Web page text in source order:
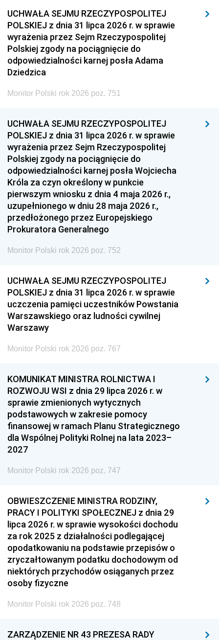
UCHWAŁA SEJMU RZECZYPOSPOLITEJ
POLSKIEJ z dnia 31 lipca 2026 r. w sprawie
wyrażenia przez Sejm Rzeczypospolitej
Polskiej zgody na pociągnięcie do
odpowiedzialności karnej posła Adama
Dziedzica
Monitor Polski rok 2026 poz. 751
UCHWAŁA SEJMU RZECZYPOSPOLITEJ
POLSKIEJ z dnia 31 lipca 2026 r. w sprawie
wyrażenia przez Sejm Rzeczypospolitej
Polskiej zgody na pociągnięcie do
odpowiedzialności karnej posła Wojciecha
Króla za czyn określony w punkcie
pierwszym wniosku z dnia 4 maja 2026 r.,
uzupełnionego w dniu 28 maja 2026 r.,
przedłożonego przez Europejskiego
Prokuratora Generalnego
Monitor Polski rok 2026 poz. 752
UCHWAŁA SEJMU RZECZYPOSPOLITEJ
POLSKIEJ z dnia 31 lipca 2026 r. w sprawie
uczczenia pamięci uczestników Powstania
Warszawskiego oraz ludności cywilnej
Warszawy
Monitor Polski rok 2026 poz. 767
KOMUNIKAT MINISTRA ROLNICTWA I
ROZWOJU WSI z dnia 29 lipca 2026 r. w
sprawie zmienionych wytycznych
podstawowych w zakresie pomocy
finansowej w ramach Planu Strategicznego
dla Wspólnej Polityki Rolnej na lata 2023–
2027
Monitor Polski rok 2026 poz. 747
OBWIESZCZENIE MINISTRA RODZINY,
PRACY I POLITYKI SPOŁECZNEJ z dnia 29
lipca 2026 r. w sprawie wysokości dochodu
za rok 2025 z działalności podlegającej
opodatkowaniu na podstawie przepisów o
zryczałtowanym podatku dochodowym od
niektórych przychodów osiąganych przez
osoby fizyczne
Monitor Polski rok 2026 poz. 748
ZARZĄDZENIE NR 43 PREZESA RADY